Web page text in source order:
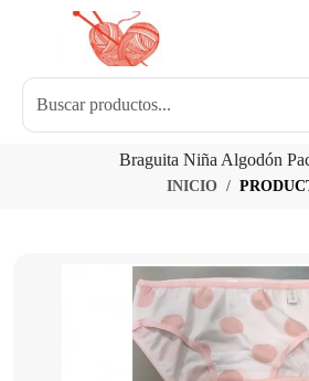
Braguita Niña Algodón
INICIO